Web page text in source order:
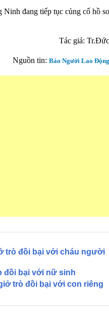
đang tiếp tục củng cố hồ sơ
Tác giả: Tr.Đức
Nguồn tin: Báo Người Lao Động
trò đồi bại với cháu người
đồi bại với nữ sinh
trò đồi bại với con riêng